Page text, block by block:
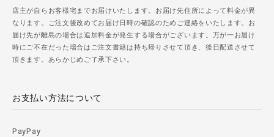
店主が自らお客様宅までお届けいたします。お届け先住所によって料金が異
なります。ご注文後改めてお届け日時の確認のためご連絡をいたします。お
届け先が離島の場合は追加料金が発生する場合がございます。万が一お届け
時にご不在だった場合はご注文書籍は持ち帰りさせて頂き、後日配送させて
頂きます。あらかじめご了承下さい。
お支払い方法について
PayPay